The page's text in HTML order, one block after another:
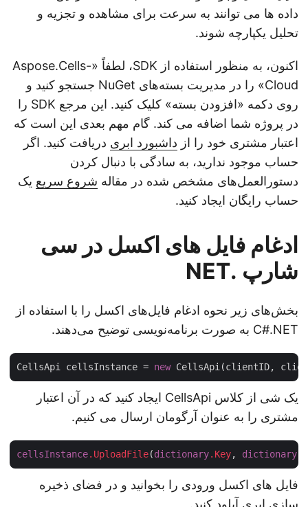
داده ها می توانند به سرعت برای مشاهده و تجزیه و
تحلیل یکپارچه شوند.
اکنون، به منظور استفاده از SDK، لطفاً «Aspose.Cells-
Cloud» را در مدیریت بسته‌های NuGet جستجو کنید و
روی دکمه «افزودن بسته» کلیک کنید. این مرجع SDK را
در پروژه شما اضافه می کند. گام مهم بعدی این است که
اعتبار مشتری خود را از داشبورد ابریدریافت کنید. اگر
حساب موجود ندارید، به سادگی با دنبال کردن
دستورالعمل‌های مشخص شده در مقالهشروع سریعیک
حساب رایگان ایجاد کنید.
ادغام فایل های اکسل در سی
شارپ .NET
بخش‌های زیر نحوه ادغام فایل‌های اکسل را با استفاده از
C#.NET به صورت برنامه‌نویسی توضیح می‌دهند.
CellsApi cellsInstance = new
یک شی از کلاس CellsApi ایجاد کنید که در آن اعتبار
مشتری را به عنوان آرگومان ارسال می کنیم.
cellsInstance.UploadFile(dictionary.Key , dictionary
فایل های اکسل ورودی را بخوانید و در فضای ذخیره
سازی ابری آپلود کنید.